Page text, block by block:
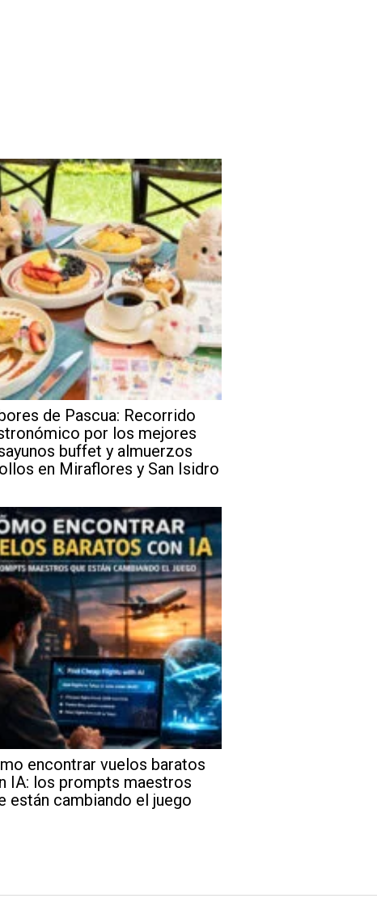
de Pascua: Recorrido
por los mejores
buffet y almuerzos
en Miraflores y San Isidro
encontrar vuelos baratos
IA: los prompts maestros
están cambiando el juego